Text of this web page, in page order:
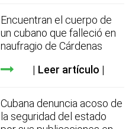
Encuentran el cuerpo de
un cubano que falleció en
naufragio de Cárdenas
Leer artículo
Cubana denuncia acoso de
la seguridad del estado